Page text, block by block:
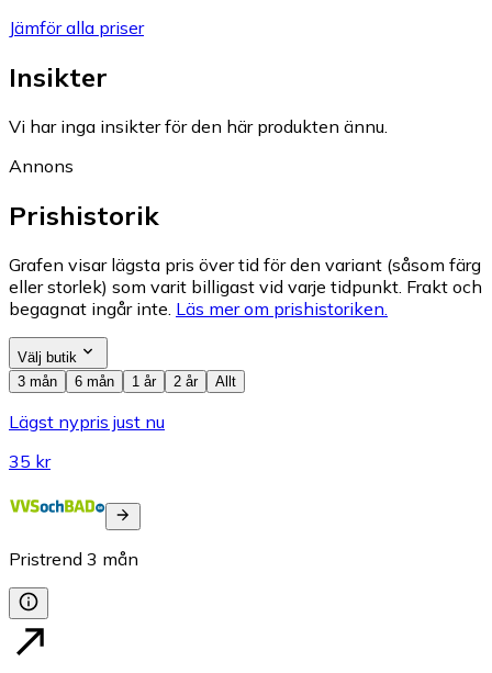
Jämför alla priser
Insikter
Vi har inga insikter för den här produkten ännu.
Annons
Prishistorik
Grafen visar lägsta pris över tid för den variant (såsom färg
eller storlek) som varit billigast vid varje tidpunkt. Frakt och
begagnat ingår inte. Läs mer om prishistoriken.
Välj butik
3 mån
6 mån 1 år 2 år Allt
Lägst nypris just nu
35 kr
Pristrend 3 mån